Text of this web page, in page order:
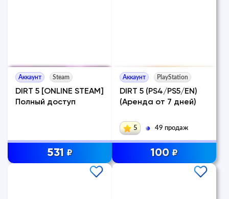
Аккаунт Steam
DIRT 5 [ONLINE STEAM]
Полный доступ
531 ₽
Аккаунт PlayStation
DIRT 5 (PS4/PS5/EN)
(Аренда от 7 дней)
5 49 продаж
100 ₽